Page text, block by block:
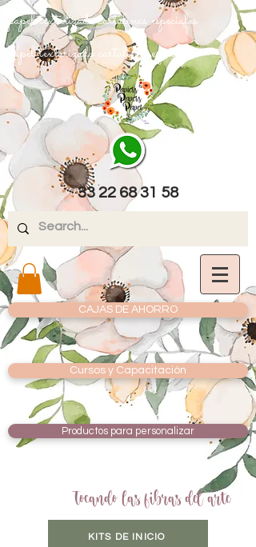
papel texturizado cartulinas especiales
papel texturizado cartulinas especiales
33 22 68 31 58
CAJAS DE AHORRO
Cursos y Capacitación
Productos para personalizar
Tocando las fibras del arte
KITS DE INICIO